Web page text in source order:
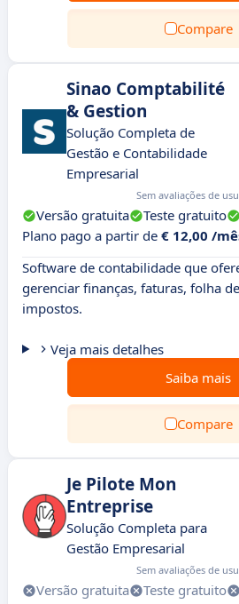
Compare
Sinao Comptabilité
& Gestion
Solução Completa de
Gestão e Contabilidade
Empresarial
Sem avaliações de
Versão gratuita Teste gratuito
Plano pago a partir de € 12,00 /
Software de contabilidade que
gerenciar finanças, faturas, folha
impostos.
Veja mais detalhes
Saiba mais
Compare
Je Pilote Mon
Entreprise
Solução Completa para
Gestão Empresarial
Sem avaliações de
Versão gratuita Teste gratuito